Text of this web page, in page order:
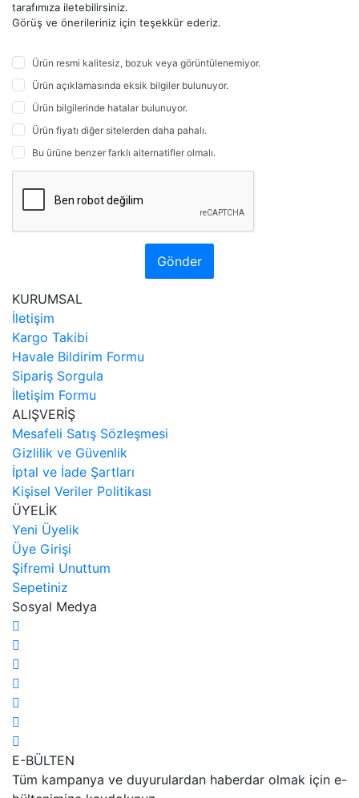
tarafımıza iletebilirsiniz.
Görüş ve önerileriniz için teşekkür ederiz.
Ürün resmi kalitesiz, bozuk veya görüntülenemiyor.
Ürün açıklamasında eksik bilgiler bulunuyor.
Ürün bilgilerinde hatalar bulunuyor.
Ürün fiyatı diğer sitelerden daha pahalı.
Bu ürüne benzer farklı alternatifler olmalı.
Gönder
KURUMSAL
İletişim
Kargo Takibi
Havale Bildirim Formu
Sipariş Sorgula
İletişim Formu
ALIŞVERİŞ
Mesafeli Satış Sözleşmesi
Gizlilik ve Güvenlik
İptal ve İade Şartları
Kişisel Veriler Politikası
ÜYELİK
Yeni Üyelik
Üye Girişi
Şifremi Unuttum
Sepetiniz
Sosyal Medya
E-BÜLTEN
Tüm kampanya ve duyurulardan haberdar olmak için e-